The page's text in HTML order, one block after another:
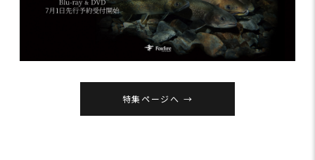
特集ページへ